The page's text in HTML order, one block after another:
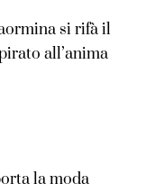
si rifà il
all’anima
la moda